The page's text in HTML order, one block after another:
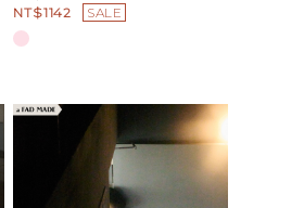
NT$1142
SALE